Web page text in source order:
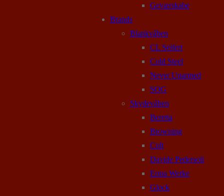
Geværskabe
Brands
Blankvåben
CL Seifert
Cold Steel
Never Unarmed
SOG
Skydevåben
Beretta
Browning
Colt
Davide Pedersoli
Erma Werke
Glock